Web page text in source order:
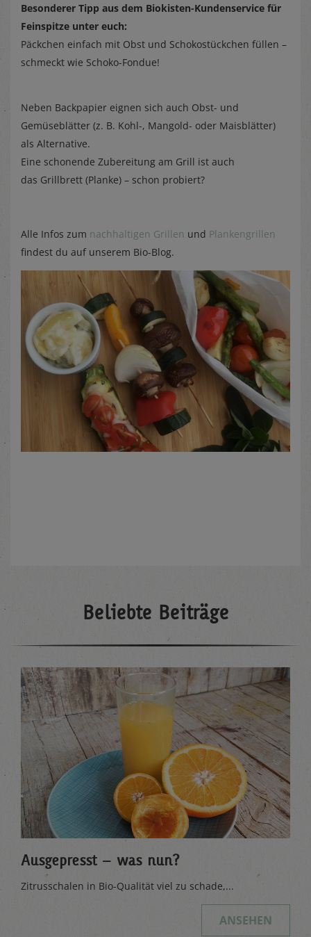
Besonderer Tipp aus dem Biokisten-Kundenservice für
Feinspitze unter euch:
Päckchen einfach mit Obst und Schokostückchen füllen –
schmeckt wie Schoko-Fondue!
Neben Backpapier eignen sich auch Obst- und
Gemüseblätter (z. B. Kohl-, Mangold- oder Maisblätter)
als Alternative.
Eine schonende Zubereitung am Grill ist auch
das Grillbrett (Planke) – schon probiert?
Alle Infos zum nachhaltigen Grillen und Plankengrillen
findest du auf unserem Bio-Blog.
Beliebte Beiträge
Ausgepresst – was nun?
Zitrusschalen in Bio-Qualität viel zu schade,...
ANSEHEN